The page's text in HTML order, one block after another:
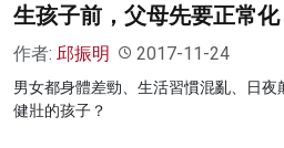
生孩子前，父母先要正常化
作者: 邱振明 2017-11-24
男女都身體差勁、生活習慣混亂、日
健壯的孩子？